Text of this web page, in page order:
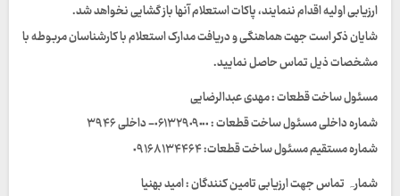
ارزیابی اولیه اقدام ننمایند، پاکات استعلام آنها باز گشایی نخواهد شد.
شایان ذکر است جهت هماهنگی و دریافت مدارک استعلام با کارشناسان مربوطه با
مشخصات ذیل تماس حاصل نمایید.
مسئول ساخت قطعات : مهدی عبدالرضایی
شماره داخلى مسئول ساخت قطعات : ٠۶١٣٢٩٠٩٠٠٠- داخلی ٣٩۴۶
شماره مستقیم مسئول ساخت قطعات: ٠٩١۶٨١٣۴۴۶۴
شمارہ تماس جھت ارزیابی تامین کنندگان : امید بهنیا